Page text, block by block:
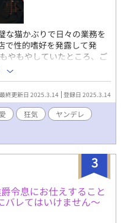
な猫かぶりで日々の業務を
で性的嗜好を発露して発
やもやしていたところ、ご
赤髪の令息を見て、みょう
もののBL小説。R18。 SM
ことん快楽堕ち。 隠れサデ
点。 各サイトで電子書籍を
鬼畜執事×悪役令息」2
中。 詳細を知れるブログ
最終更新日 2025.3.14 登録日 2025.3.14
狂気
ヤンデレ
3
令息にお仕えすること
バレてはいけません～